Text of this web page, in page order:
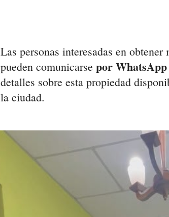
Las personas interesadas en
pueden comunicarse por WhatsApp
detalles sobre esta propiedad
la ciudad.